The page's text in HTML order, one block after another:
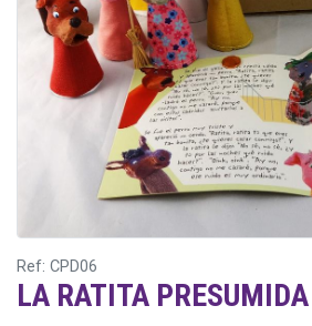
Ref: CPD06
LA RATITA PRESUMIDA